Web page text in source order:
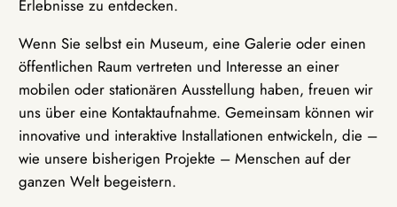
Erlebnisse zu entdecken.
Wenn Sie selbst ein Museum, eine Galerie oder einen
öffentlichen Raum vertreten und Interesse an einer
mobilen oder stationären Ausstellung haben, freuen wir
uns über eine Kontaktaufnahme. Gemeinsam können wir
innovative und interaktive Installationen entwickeln, die –
wie unsere bisherigen Projekte – Menschen auf der
ganzen Welt begeistern.